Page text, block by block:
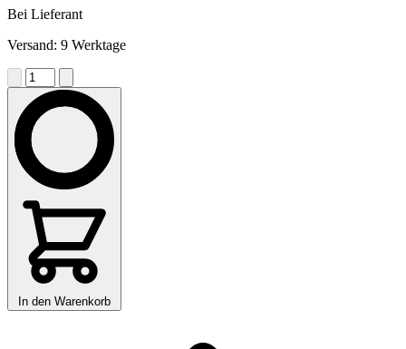
Bei Lieferant
Versand: 9 Werktage
In den Warenkorb